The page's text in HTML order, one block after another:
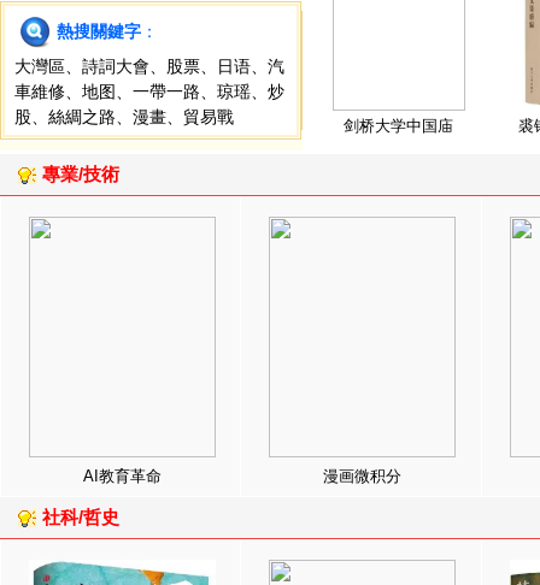
熱搜關鍵字 ：
大灣區
詩詞大會 股票 日语
汽
車維修
地图 一帶一路 琼瑶
炒
股
絲綢之路 漫畫 貿易戰 剑桥大学中国庙 裘
專業/技術
AI教育革命 漫画微积分
社科/哲史